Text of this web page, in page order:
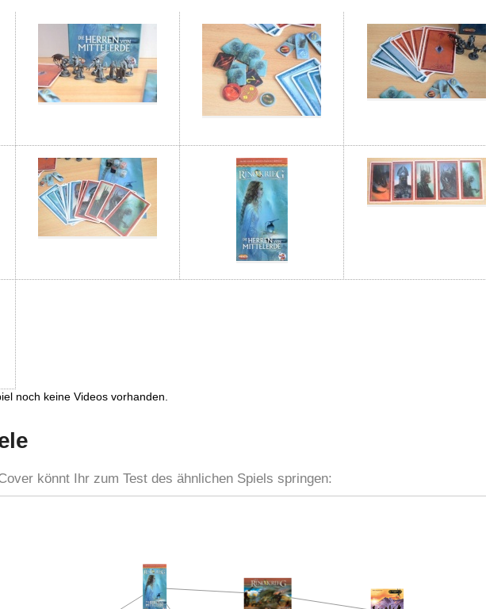
noch keine Videos vorhanden.
könnt Ihr zum Test des ähnlichen Spiels springen: